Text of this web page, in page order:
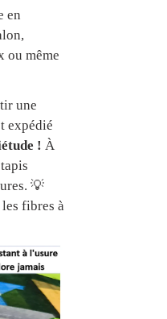
en
ou même
une
expédié
! À
💡
fibres à